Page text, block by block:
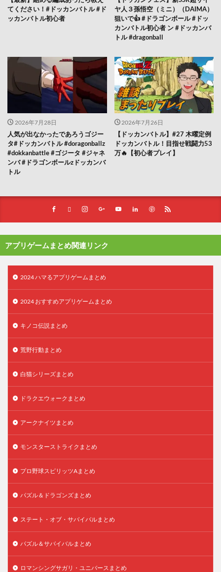
てください！#ドッカンバトル #ド
ッカンバトル初心者
ヤ人３孫悟空（ミニ）（DAIMA）
狙いで👍 #ドラゴンボール #ドッ
カンバトル初心者 ン #ドッカンバ
トル #dragonball
2026年7月28日
人気が出なかったであろうゴジー
タ#ドッカンバトル #doragonballz
#dokkanbattle #ゴジータ #ジャネ
ンバ #ドラゴンボールzドッカンバ
トル
2026年7月26日
【ドッカンバトル】#27 木曜定例
ドッカンバトル！目指せ戦闘力53
万🔥【初心者プレイ】
アプリゲームまとめ関連リンク
2024 ハマるアプリゲームまとめ
2024 おすすめアプリゲームまとめ
キノコ伝説まとめ
荒野行動まとめ
白猫シリーズまとめ
ドラクエウォークまとめ
アークナイツまとめ
モンスターストライクまとめ
プロ野球スピリッツAまとめ
パズル＆ドラゴンズまとめ
ステート・オブ・サバイバルまとめ
パズル＆サバイバルまとめ
ロマンシングサガリ・ユニバースまとめ